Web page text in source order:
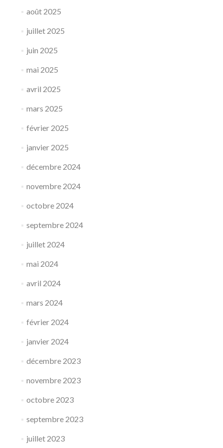
août 2025
juillet 2025
juin 2025
mai 2025
avril 2025
mars 2025
février 2025
janvier 2025
décembre 2024
novembre 2024
octobre 2024
septembre 2024
juillet 2024
mai 2024
avril 2024
mars 2024
février 2024
janvier 2024
décembre 2023
novembre 2023
octobre 2023
septembre 2023
juillet 2023